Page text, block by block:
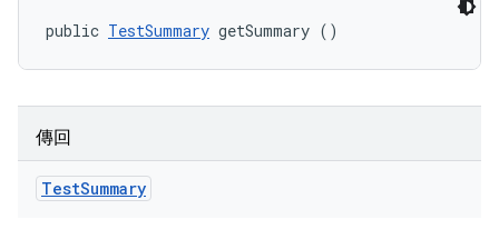
public TestSummary getSummary ()
傳回
TestSummary